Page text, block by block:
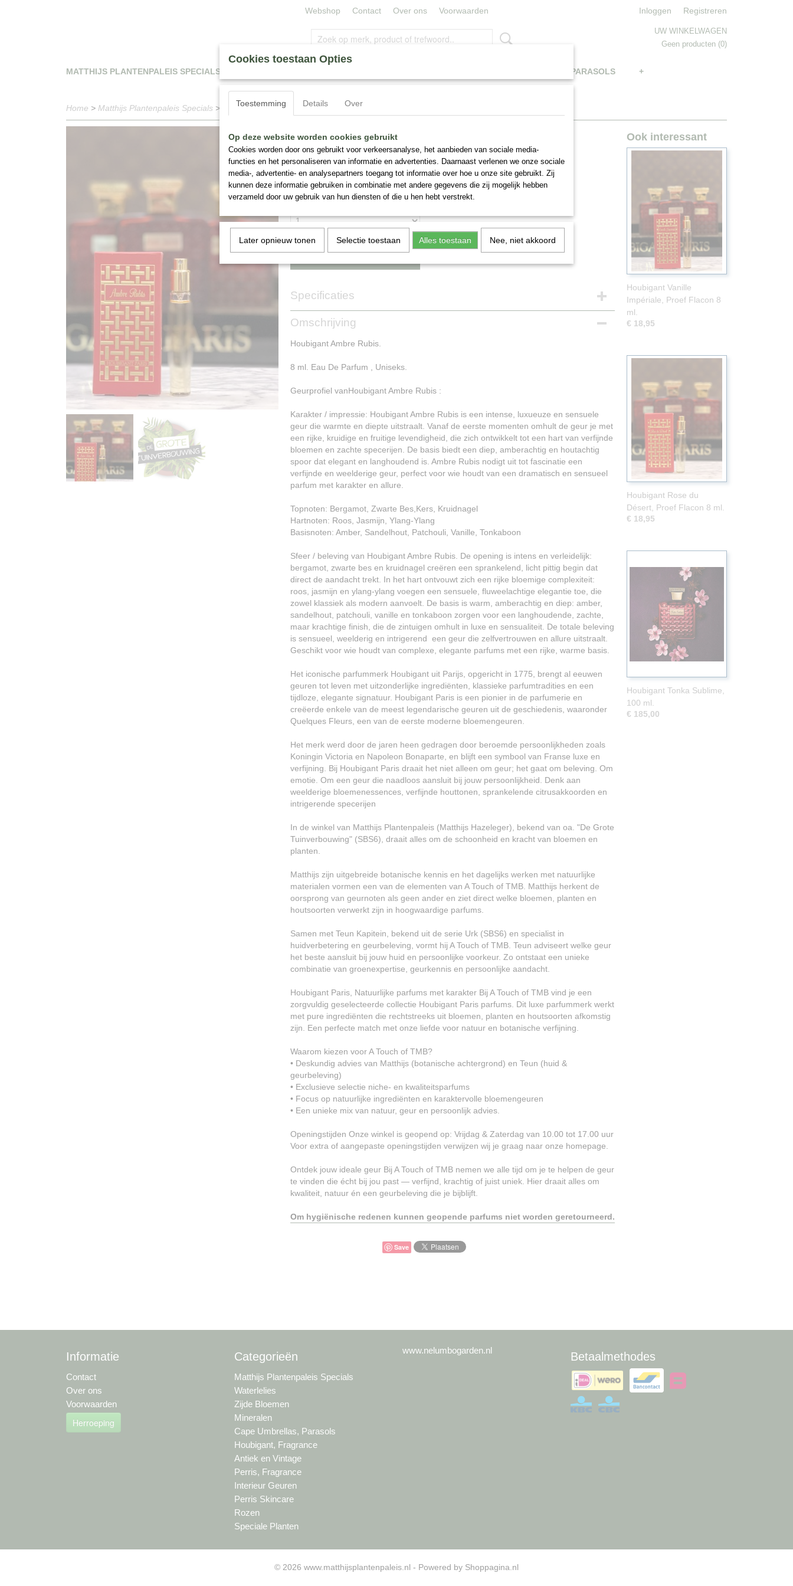
Webshop Contact Over ons Voorwaarden Inloggen Registreren
UW WINKELWAGEN
Geen producten (0)
MATTHIJS PLANTENPALEIS SPECIALS CAPE UMBRELLAS, PARASOLS +
Home > Matthijs Plantenpaleis Specials > Houbigant Ambre Rubis, Proef Flacon 8 ml.
Houbigant Ambre Rubis, Proef Flacon 8 ml.
€ 18,95 (inclusief btw 9%)
✓Op voorraad
Aantal
Specificaties
Productcode
Omschrijving
Houbigant Ambre Rubis.
8 ml. Eau De Parfum , Uniseks.
Geurprofiel vanHoubigant Ambre Rubis :
Karakter / impressie: Houbigant Ambre Rubis is een intense, luxueuze en sensuele
geur die warmte en diepte uitstraalt. Vanaf de eerste momenten omhult de geur je met
een rijke, kruidige en fruitige levendigheid, die zich ontwikkelt tot een hart van verfijnde
bloemen en zachte specerijen. De basis biedt een diep, amberachtig en houtachtig
spoor dat elegant en langhoudend is. Ambre Rubis nodigt uit tot fascinatie een
verfijnde en weelderige geur, perfect voor wie houdt van een dramatisch en sensueel
parfum met karakter en allure.
Topnoten: Bergamot, Zwarte Bes,Kers, Kruidnagel
Hartnoten: Roos, Jasmijn, Ylang-Ylang
Basisnoten: Amber, Sandelhout, Patchouli, Vanille, Tonkaboon
Sfeer / beleving van Houbigant Ambre Rubis. De opening is intens en verleidelijk:
bergamot, zwarte bes en kruidnagel creëren een sprankelend, licht pittig begin dat
direct de aandacht trekt. In het hart ontvouwt zich een rijke bloemige complexiteit:
roos, jasmijn en ylang-ylang voegen een sensuele, fluweelachtige elegantie toe, die
zowel klassiek als modern aanvoelt. De basis is warm, amberachtig en diep: amber,
sandelhout, patchouli, vanille en tonkaboon zorgen voor een langhoudende, zachte,
maar krachtige finish, die de zintuigen omhult in luxe en sensualiteit. De totale beleving
is sensueel, weelderig en intrigerend een geur die zelfvertrouwen en allure uitstraalt.
Geschikt voor wie houdt van complexe, elegante parfums met een rijke, warme basis.
Het iconische parfummerk Houbigant uit Parijs, opgericht in 1775, brengt al eeuwen
geuren tot leven met uitzonderlijke ingrediënten, klassieke parfumtradities en een
tijdloze, elegante signatuur. Houbigant Paris is een pionier in de parfumerie en
creëerde enkele van de meest legendarische geuren uit de geschiedenis, waaronder
Quelques Fleurs, een van de eerste moderne bloemengeuren.
Het merk werd door de jaren heen gedragen door beroemde persoonlijkheden zoals
Koningin Victoria en Napoleon Bonaparte, en blijft een symbool van Franse luxe en
verfijning. Bij Houbigant Paris draait het niet alleen om geur; het gaat om beleving. Om
emotie. Om een geur die naadloos aansluit bij jouw persoonlijkheid. Denk aan
weelderige bloemenessences, verfijnde houttonen, sprankelende citrusakkoorden en
intrigerende specerijen
In de winkel van Matthijs Plantenpaleis (Matthijs Hazeleger), bekend van oa. "De Grote
Tuinverbouwing" (SBS6), draait alles om de schoonheid en kracht van bloemen en
planten.
Matthijs zijn uitgebreide botanische kennis en het dagelijks werken met natuurlijke
materialen vormen een van de elementen van A Touch of TMB. Matthijs herkent de
oorsprong van geurnoten als geen ander en ziet direct welke bloemen, planten en
houtsoorten verwerkt zijn in hoogwaardige parfums.
Samen met Teun Kapitein, bekend uit de serie Urk (SBS6) en specialist in
huidverbetering en geurbeleving, vormt hij A Touch of TMB. Teun adviseert welke geur
het beste aansluit bij jouw huid en persoonlijke voorkeur. Zo ontstaat een unieke
combinatie van groenexpertise, geurkennis en persoonlijke aandacht.
Houbigant Paris, Natuurlijke parfums met karakter Bij A Touch of TMB vind je een
zorgvuldig geselecteerde collectie Houbigant Paris parfums. Dit luxe parfummerk werkt
met pure ingrediënten die rechtstreeks uit bloemen, planten en houtsoorten afkomstig
zijn. Een perfecte match met onze liefde voor natuur en botanische verfijning.
Waarom kiezen voor A Touch of TMB?
• Deskundig advies van Matthijs (botanische achtergrond) en Teun (huid &
geurbeleving)
• Exclusieve selectie niche- en kwaliteitsparfums
• Focus op natuurlijke ingrediënten en karaktervolle bloemengeuren
• Een unieke mix van natuur, geur en persoonlijk advies.
Openingstijden Onze winkel is geopend op: Vrijdag & Zaterdag van 10.00 tot 17.00 uur
Voor extra of aangepaste openingstijden verwijzen wij je graag naar onze homepage.
Ontdek jouw ideale geur Bij A Touch of TMB nemen we alle tijd om je te helpen de geur
te vinden die écht bij jou past — verfijnd, krachtig of juist uniek. Hier draait alles om
kwaliteit, natuur én een geurbeleving die je bijblijft.
Om hygiënische redenen kunnen geopende parfums niet worden geretourneerd.
Save
Ook interessant
Houbigant Vanille
Impériale, Proef Flacon 8
ml.
€ 18,95
Houbigant Rose du
Désert, Proef Flacon 8 ml.
€ 18,95
Houbigant Tonka Sublime,
100 ml.
€ 185,00
Informatie
Contact
Over ons
Voorwaarden
Herroeping
Categorieën
Matthijs Plantenpaleis Specials
Waterlelies
Zijde Bloemen
Mineralen
Cape Umbrellas, Parasols
Houbigant, Fragrance
Antiek en Vintage
Perris, Fragrance
Interieur Geuren
Perris Skincare
Rozen
Speciale Planten
www.nelumbogarden.nl Betaalmethodes
© 2026 www.matthijsplantenpaleis.nl - Powered by Shoppagina.nl
Cookies toestaan Opties
Toestemming Details Over
Op deze website worden cookies gebruikt
Cookies worden door ons gebruikt voor verkeersanalyse, het aanbieden van sociale media-
functies en het personaliseren van informatie en advertenties. Daarnaast verlenen we onze sociale
media-, advertentie- en analysepartners toegang tot informatie over hoe u onze site gebruikt. Zij
kunnen deze informatie gebruiken in combinatie met andere gegevens die zij mogelijk hebben
verzameld door uw gebruik van hun diensten of die u hen hebt verstrekt.
Later opnieuw tonen Selectie toestaan Alles toestaan Nee, niet akkoord